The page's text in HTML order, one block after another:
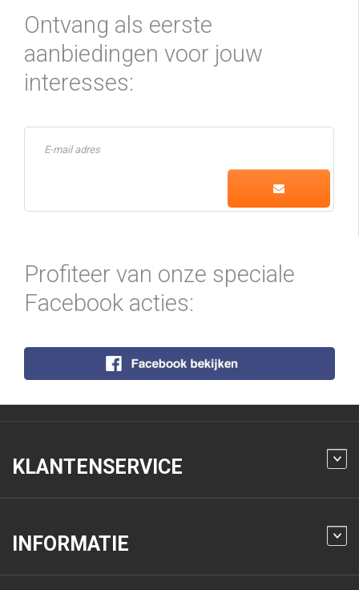
Ontvang als eerste
aanbiedingen voor jouw
interesses:
Profiteer van onze speciale
Facebook acties:
KLANTENSERVICE
INFORMATIE